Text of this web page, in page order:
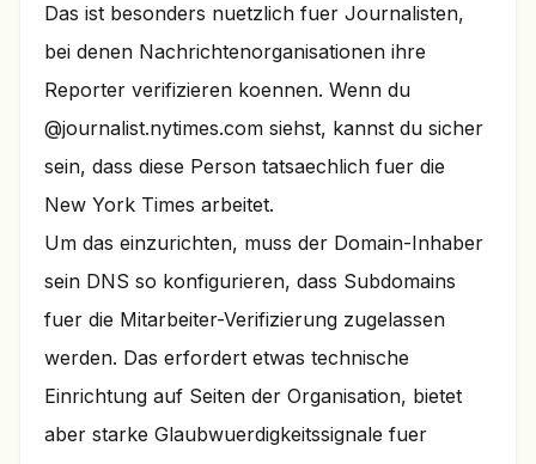
Das ist besonders nuetzlich fuer Journalisten,
bei denen Nachrichtenorganisationen ihre
Reporter verifizieren koennen. Wenn du
@journalist.nytimes.com siehst, kannst du sicher
sein, dass diese Person tatsaechlich fuer die
New York Times arbeitet.
Um das einzurichten, muss der Domain-Inhaber
sein DNS so konfigurieren, dass Subdomains
fuer die Mitarbeiter-Verifizierung zugelassen
werden. Das erfordert etwas technische
Einrichtung auf Seiten der Organisation, bietet
aber starke Glaubwuerdigkeitssignale fuer